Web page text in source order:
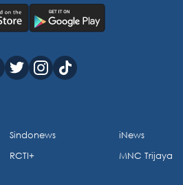
Sindonews
RCTI+
iNews
MNC Trijaya